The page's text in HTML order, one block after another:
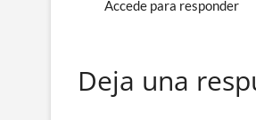
Accede para responder
Deja una